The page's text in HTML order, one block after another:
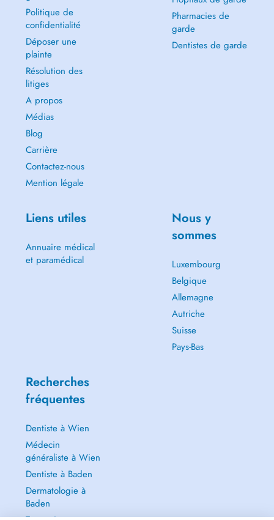
Politique de
confidentialité
Déposer une
plainte
Résolution des
litiges
A propos
Médias
Blog
Carrière
Contactez-nous
Mention légale
Pharmacies de
garde
Dentistes de garde
Liens utiles
Annuaire médical
et paramédical
Nous y
sommes
Luxembourg
Belgique
Allemagne
Autriche
Suisse
Pays-Bas
Recherches
fréquentes
Dentiste à Wien
Médecin
généraliste à Wien
Dentiste à Baden
Dermatologie à
Baden